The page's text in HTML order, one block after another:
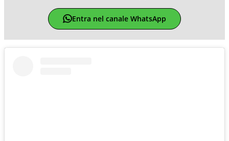
Entra nel canale WhatsApp